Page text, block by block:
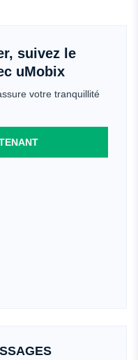
suivez le
uMobix
votre tranquillité